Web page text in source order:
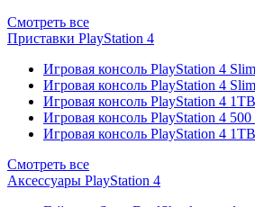
Смотреть все
Приставки PlayStation 4
Игровая консоль PlayStation 4
Игровая консоль PlayStation 4
Игровая консоль PlayStation 4
Игровая консоль PlayStation 4
Игровая консоль PlayStation 4
Смотреть все
Аксессуары PlayStation 4